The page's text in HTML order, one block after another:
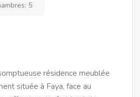
5
résidence meublée
située à Faya, face au